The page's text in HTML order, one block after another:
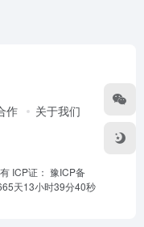
作 关于我们
ICP证： 豫ICP备
天13小时39分40秒